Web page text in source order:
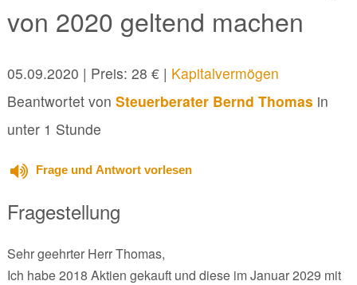
von 2020 geltend machen
05.09.2020 | Preis: 28 € | Kapitalvermögen
Beantwortet von Steuerberater Bernd Thomas in
unter 1 Stunde
Frage und Antwort vorlesen
Fragestellung
Sehr geehrter Herr Thomas,
Ich habe 2018 Aktien gekauft und diese im Januar 2029 mit